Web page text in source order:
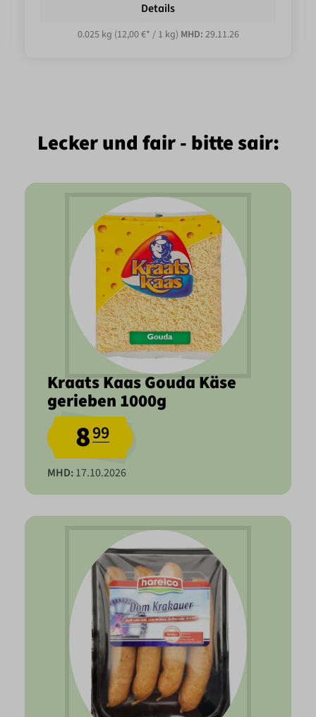
Details
0.025 kg (12,00 €* / 1 kg) MHD: 29.11.26
Lecker und fair - bitte sair:
Kraats Kaas Gouda Käse
gerieben 1000g
899
MHD:17.10.2026